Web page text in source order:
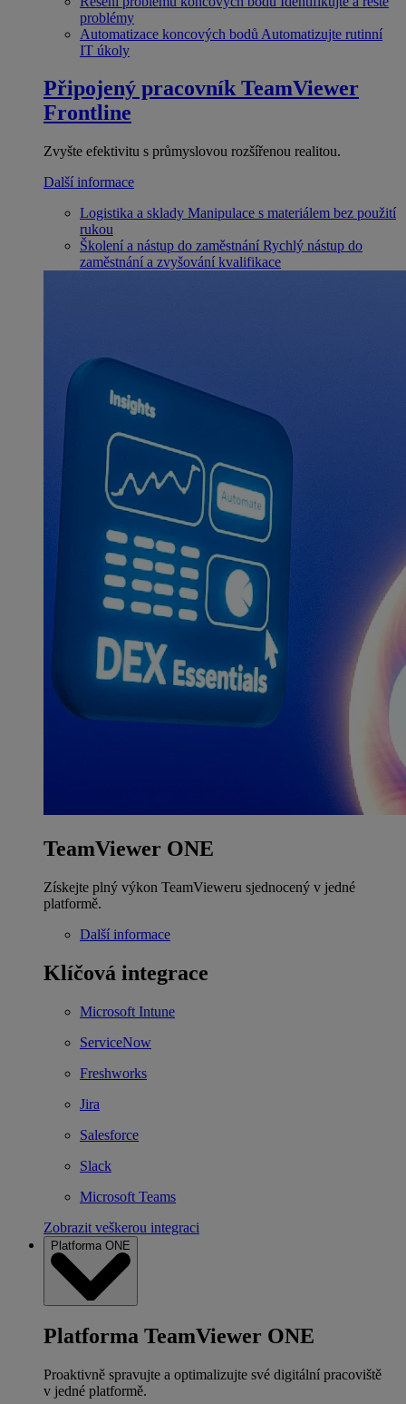
problémy
Automatizace koncových bodů Automatizujte rutinní
IT úkoly
Připojený pracovník TeamViewer
Frontline
Zvyšte efektivitu s průmyslovou rozšířenou realitou.
Další informace
Logistika a sklady Manipulace s materiálem bez použití
rukou
Školení a nástup do zaměstnání Rychlý nástup do
zaměstnání a zvyšování kvalifikace
TeamViewer ONE
Získejte plný výkon TeamVieweru sjednocený v jedné
platformě.
Další informace
Klíčová integrace
Microsoft Intune
ServiceNow
Freshworks
Jira
Salesforce
Slack
Microsoft Teams
Zobrazit veškerou integraci
Platforma ONE
Platforma TeamViewer ONE
Proaktivně spravujte a optimalizujte své digitální pracoviště
v jedné platformě.